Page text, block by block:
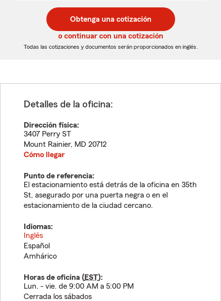
de
5
dígitos
de
5
dígitos
Obtenga una cotización
o continuar con una cotización
Todas las cotizaciones y documentos serán proporcionados en inglés.
Detalles de la oficina:
Dirección física:
3407 Perry ST
Mount Rainier, MD 20712
Cómo llegar
Punto de referencia:
El estacionamiento está detrás de la oficina en 35th
St, asegurado por una puerta negra o en el
estacionamiento de la ciudad cercano.
Idiomas:
Inglés
Español
Amhárico
Horas de oficina (EST):
Lun. - vie. de 9:00 AM a 5:00 PM
Cerrada los sábados